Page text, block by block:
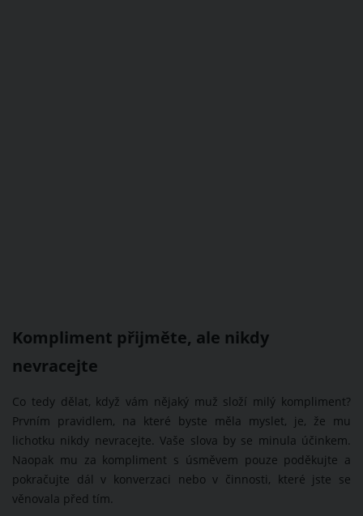
Kompliment přijměte, ale nikdy
nevracejte
Co tedy dělat, když vám nějaký muž složí milý kompliment?
Prvním pravidlem, na které byste měla myslet, je, že mu
lichotku nikdy nevracejte. Vaše slova by se minula účinkem.
Naopak mu za kompliment s úsměvem pouze poděkujte a
pokračujte dál v konverzaci nebo v činnosti, které jste se
věnovala před tím.